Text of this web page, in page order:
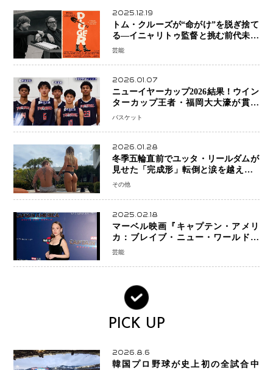
2025.12.19
トム・クルーズが“命がけ”を脱ぎ捨て
る―イニャリトゥ監督と挑む前代未聞
の大惨事コメディ「DIGGER ディガ
芸能
2026.01.07
ニューイヤーカップ2026結果！ウイン
ターカップ王者・福岡大大濠が貫禄
V！ 東山は“背番号継承”で新たな物語
バスケット
2026.01.28
冬季五輪直前でユッタ・リールダムが
見せた「完成形」転倒と涙を越えて─
ミラノで金を狙うオランダ女王の現在
その他
2025.02.18
マーベル映画『キャプテン・アメリ
カ：ブレイブ・ニュー・ワールド』
新ブラック・ウィドウ役のシラ・ハー
芸能
PICK UP
2026.8.6
韓国プロ野球が史上初の全試合中